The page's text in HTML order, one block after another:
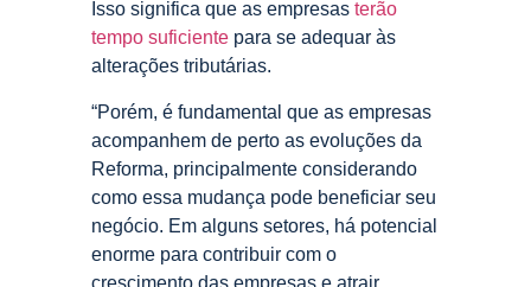
Isso significa que as empresas terão
tempo suficiente para se adequar às
alterações tributárias.
“Porém, é fundamental que as empresas
acompanhem de perto as evoluções da
Reforma, principalmente considerando
como essa mudança pode beneficiar seu
negócio. Em alguns setores, há potencial
enorme para contribuir com o
crescimento das empresas e atrair